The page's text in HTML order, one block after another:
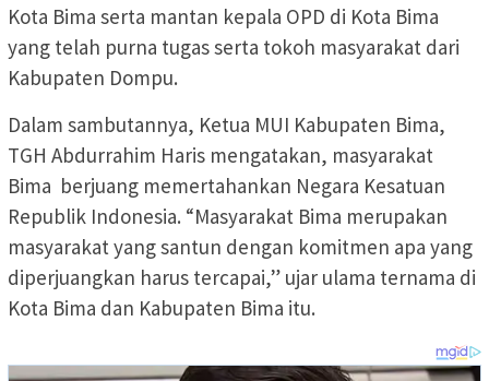
Kota Bima serta mantan kepala OPD di Kota Bima
yang telah purna tugas serta tokoh masyarakat dari
Kabupaten Dompu.
Dalam sambutannya, Ketua MUI Kabupaten Bima,
TGH Abdurrahim Haris mengatakan, masyarakat
Bima berjuang memertahankan Negara Kesatuan
Republik Indonesia. “Masyarakat Bima merupakan
masyarakat yang santun dengan komitmen apa yang
diperjuangkan harus tercapai,” ujar ulama ternama di
Kota Bima dan Kabupaten Bima itu.